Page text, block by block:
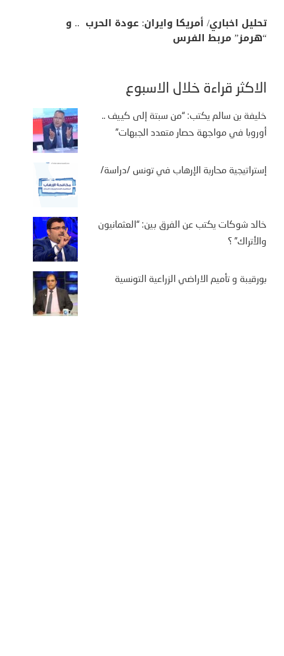
تحليل اخباري/ أمريكا وايران: عودة الحرب .. و
“هرمز” مربط الفرس
الأكثر قراءة خلال الأسبوع
خليفة بن سالم يكتب: “من سبتة إلى كييف ..
أوروبا في مواجهة حصار متعدد الجبهات”
إستراتيجية محاربة الإرهاب في تونس /دراسة/
خالد شوكات يكتب عن الفرق بين: “العثمانيون
والأتراك” ؟
بورقيبة و تأميم الاراضي الزراعية التونسية